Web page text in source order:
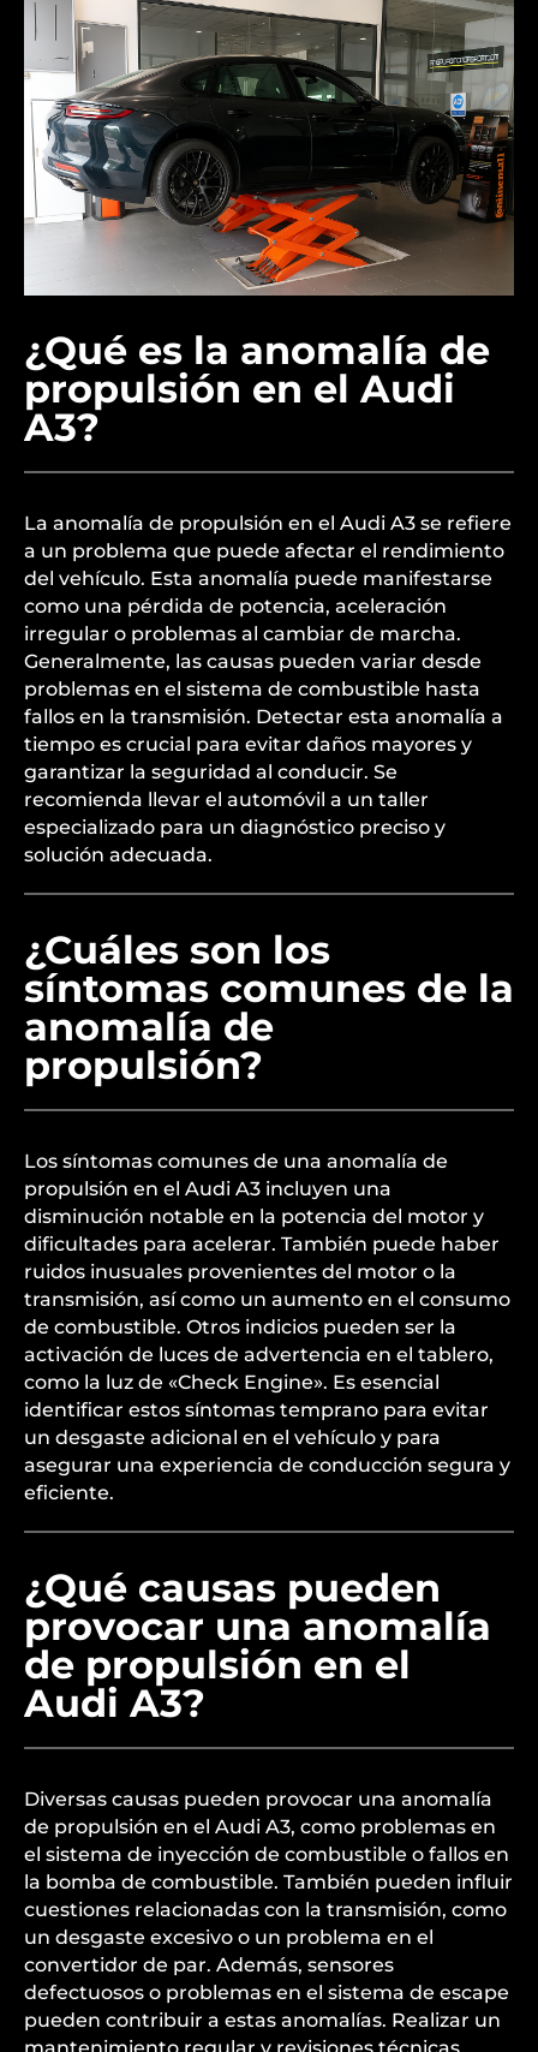
¿Qué es la anomalía de
propulsión en el Audi
A3?
La anomalía de propulsión en el Audi A3 se refiere
a un problema que puede afectar el rendimiento
del vehículo. Esta anomalía puede manifestarse
como una pérdida de potencia, aceleración
irregular o problemas al cambiar de marcha.
Generalmente, las causas pueden variar desde
problemas en el sistema de combustible hasta
fallos en la transmisión. Detectar esta anomalía a
tiempo es crucial para evitar daños mayores y
garantizar la seguridad al conducir. Se
recomienda llevar el automóvil a un taller
especializado para un diagnóstico preciso y
solución adecuada.
¿Cuáles son los
síntomas comunes de la
anomalía de
propulsión?
Los síntomas comunes de una anomalía de
propulsión en el Audi A3 incluyen una
disminución notable en la potencia del motor y
dificultades para acelerar. También puede haber
ruidos inusuales provenientes del motor o la
transmisión, así como un aumento en el consumo
de combustible. Otros indicios pueden ser la
activación de luces de advertencia en el tablero,
como la luz de «Check Engine». Es esencial
identificar estos síntomas temprano para evitar
un desgaste adicional en el vehículo y para
asegurar una experiencia de conducción segura y
eficiente.
¿Qué causas pueden
provocar una anomalía
de propulsión en el
Audi A3?
Diversas causas pueden provocar una anomalía
de propulsión en el Audi A3, como problemas en
el sistema de inyección de combustible o fallos en
la bomba de combustible. También pueden influir
cuestiones relacionadas con la transmisión, como
un desgaste excesivo o un problema en el
convertidor de par. Además, sensores
defectuosos o problemas en el sistema de escape
pueden contribuir a estas anomalías. Realizar un